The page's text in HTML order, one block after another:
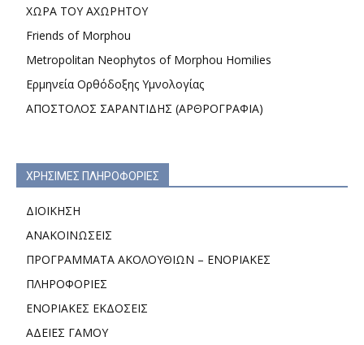
ΧΩΡΑ ΤΟΥ ΑΧΩΡΗΤΟΥ
Friends of Morphou
Metropolitan Neophytos of Morphou Homilies
Ερμηνεία Ορθόδοξης Υμνολογίας
ΑΠΟΣΤΟΛΟΣ ΣΑΡΑΝΤΙΔΗΣ (ΑΡΘΡΟΓΡΑΦΙΑ)
ΧΡΗΣΙΜΕΣ ΠΛΗΡΟΦΟΡΙΕΣ
ΔΙΟΙΚΗΣΗ
ΑΝΑΚΟΙΝΩΣΕΙΣ
ΠΡΟΓΡΑΜΜΑΤΑ ΑΚΟΛΟΥΘΙΩΝ – ΕΝΟΡΙΑΚΕΣ
ΠΛΗΡΟΦΟΡΙΕΣ
ΕΝΟΡΙΑΚΕΣ ΕΚΔΟΣΕΙΣ
ΑΔΕΙΕΣ ΓΑΜΟΥ